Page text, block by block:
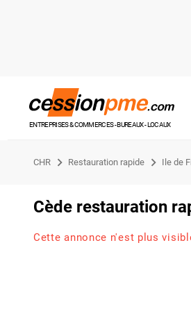
ENTREPRISES & COMMERCES - BUREAUX - LOCAUX
CHR Restauration rapide Ile de
Cède restauration
Cette annonce n'est plus